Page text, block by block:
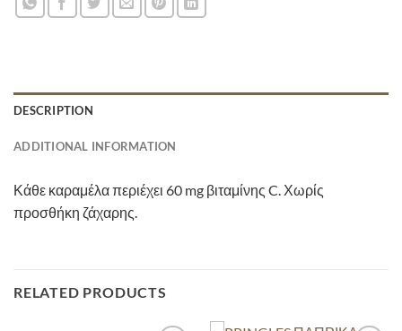
DESCRIPTION
ADDITIONAL INFORMATION
Κάθε καραμέλα περιέχει 60 mg βιταμίνης C. Χωρίς
προσθήκη ζάχαρης.
RELATED PRODUCTS